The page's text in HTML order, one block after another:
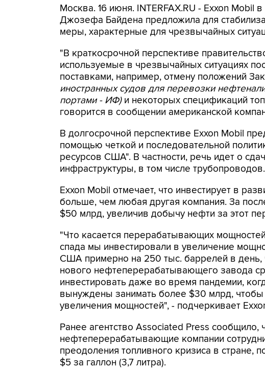
Москва. 16 июня. INTERFAX.RU - Exxon
Джозефа Байдена предложила для
меры, характерные для чрезвычайных
"В краткосрочной перспективе
используемые в чрезвычайных ситуациях
поставками, например, отмену положений
иностранных судов для перевозки
портами - ИФ)и некоторых спецификаций
говорится в сообщении американской
В долгосрочной перспективе Exxon Mobil
помощью четкой и последовательной
ресурсов США". В частности, речь идет о
инфраструктуры, в том числе трубопроводов.
Exxon Mobil отмечает, что инвестирует в
больше, чем любая другая компания. За
$50 млрд, увеличив добычу нефти за этот
"Что касается перерабатывающих
спада мы инвестировали в увеличение
США примерно на 250 тыс. баррелей в день,
нового нефтеперерабатывающего завода
инвестировать даже во время пандемии,
вынуждены занимать более $30 млрд, чтобы
увеличения мощностей", - подчеркивает
Ранее агентство Associated Press сообщило,
нефтеперерабатывающие компании
преодоления топливного кризиса в стране,
$5 за галлон (3,7 литра).